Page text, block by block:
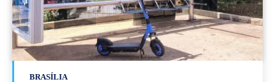
BRASÍLIA